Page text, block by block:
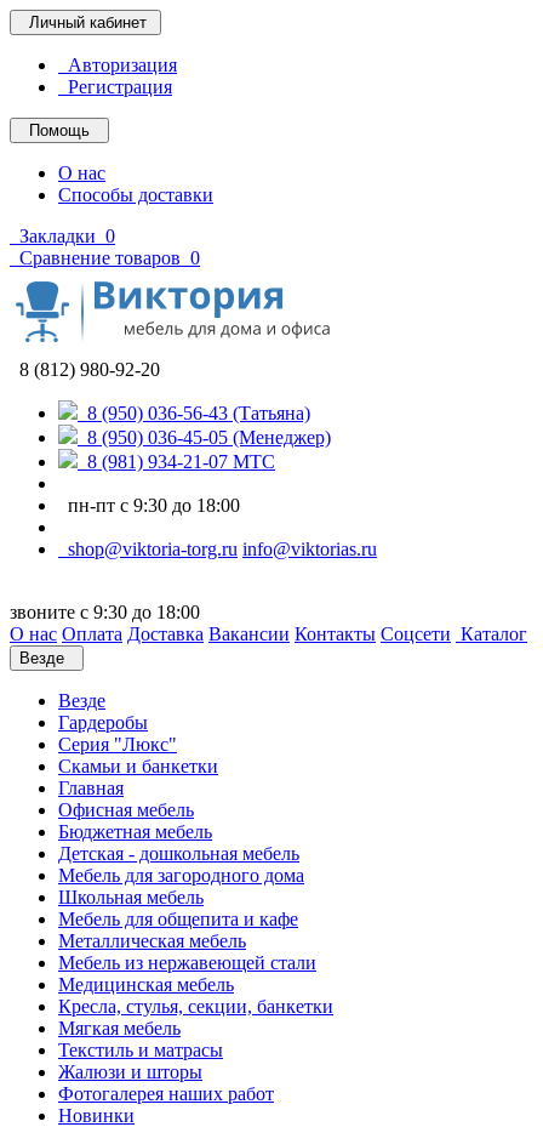
Личный кабинет
Авторизация
Регистрация
Помощь
О нас
Способы доставки
Закладки 0
Сравнение товаров 0
8 (812) 980-92-20
8 (950) 036-56-43 (Татьяна)
8 (950) 036-45-05 (Менеджер)
8 (981) 934-21-07 МТС
пн-пт с 9:30 до 18:00
shop@viktoria-torg.ru info@viktorias.ru
звоните с 9:30 до 18:00
О нас Оплата Доставка Вакансии Контакты Соцсети Каталог
Везде
Везде
Гардеробы
Серия "Люкс"
Скамьи и банкетки
Главная
Офисная мебель
Бюджетная мебель
Детская - дошкольная мебель
Мебель для загородного дома
Школьная мебель
Мебель для общепита и кафе
Металлическая мебель
Мебель из нержавеющей стали
Медицинская мебель
Кресла, стулья, секции, банкетки
Мягкая мебель
Текстиль и матрасы
Жалюзи и шторы
Фотогалерея наших работ
Новинки